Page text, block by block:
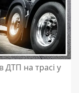
ДТП на трасі у